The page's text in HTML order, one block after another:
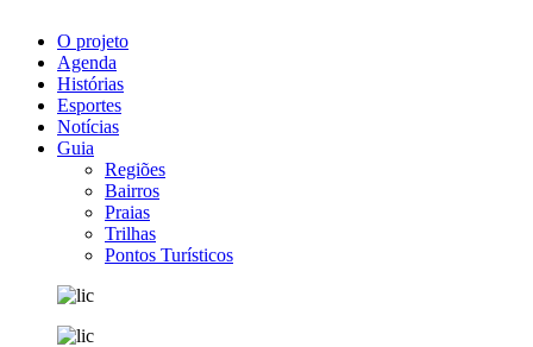
O projeto
Agenda
Histórias
Esportes
Notícias
Guia
Regiões
Bairros
Praias
Trilhas
Pontos Turísticos